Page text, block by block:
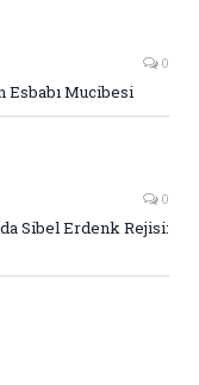
0
Esbabı Mucibesi
0
Sibel Erdenk Rejisi: